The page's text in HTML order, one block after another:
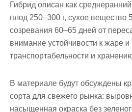
Гибрид описан как
плод 250–300 г, сухое вещество
созревания 60–65 дней от
внимание устойчивости к жаре и
транспортабельности и
В материале будут обсуждены
сорта для свежего рынка:
насыщенная окраска без